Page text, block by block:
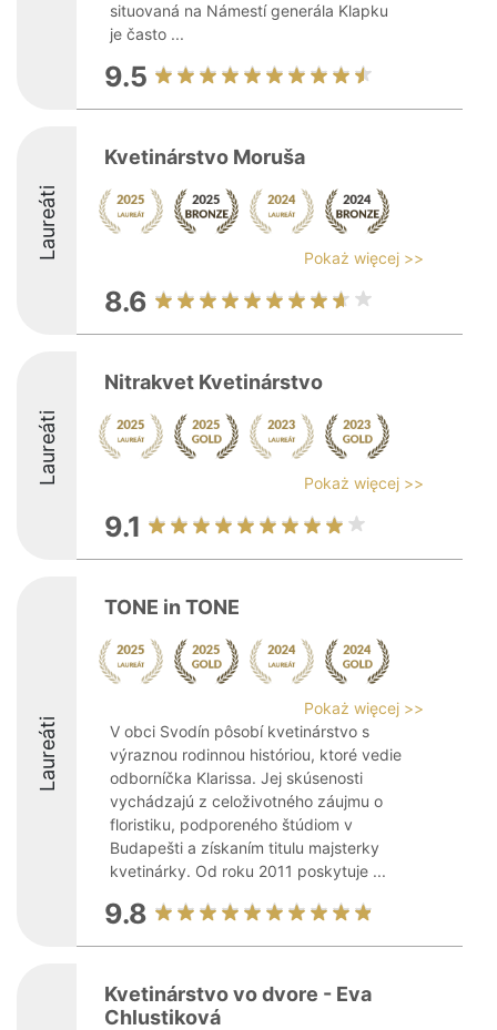
situovaná na Námestí generála Klapku
je často ...
9.5
Laureáti
Kvetinárstvo Moruša
Pokaż więcej >>
8.6
Laureáti
Nitrakvet Kvetinárstvo
Pokaż więcej >>
9.1
Laureáti
TONE in TONE
Pokaż więcej >>
V obci Svodín pôsobí kvetinárstvo s
výraznou rodinnou históriou, ktoré vedie
odborníčka Klarissa. Jej skúsenosti
vychádzajú z celoživotného záujmu o
floristiku, podporeného štúdiom v
Budapešti a získaním titulu majsterky
kvetinárky. Od roku 2011 poskytuje ...
9.8
Kvetinárstvo vo dvore - Eva
Chlustiková